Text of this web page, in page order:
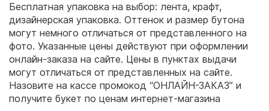
Бесплатная упаковка на выбор: лента, крафт,
дизайнерская упаковка. Оттенок и размер бутона
могут немного отличаться от представленного на
фото. Указанные цены действуют при оформлении
онлайн-заказа на сайте. Цены в пунктах выдачи
могут отличаться от представленных на сайте.
Назовите на кассе промокод “ОНЛАЙН-ЗАКАЗ” и
получите букет по ценам интернет-магазина